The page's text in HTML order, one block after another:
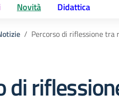
Novità Didattica
Percorso di riflessione tra
di